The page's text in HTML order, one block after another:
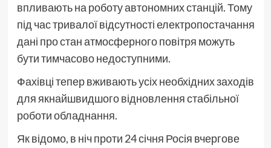
впливають на роботу автономних станцій. Тому
під час тривалої відсутності електропостачання
дані про стан атмосферного повітря можуть
бути тимчасово недоступними.
Фахівці тепер вживають усіх необхідних заходів
для якнайшвидшого відновлення стабільної
роботи обладнання.
Як відомо, в ніч проти 24 січня Росія вчергове